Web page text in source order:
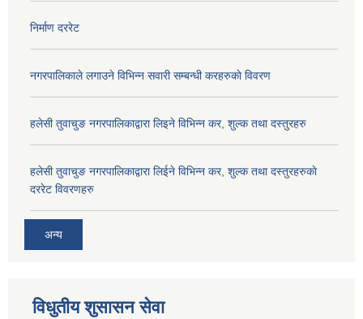
निर्माण दररेट
नगरपालिकाले लगाउने विभिन्न सवारी सम्बन्धी करहरुकाे विवरण
हलेसी तुवाचुङ नगरपालिकाद्वारा लिइने विभिन्न कर, शुल्क तथा दस्तुरहरु
हलेसी तुवाचुङ नगरपालिकाद्वारा लिईने विभिन्न कर, शुल्क तथा दस्तुरहरुकाे
दररेट विवरणहरु
अन्य
विधुतीय शुसासन सेवा